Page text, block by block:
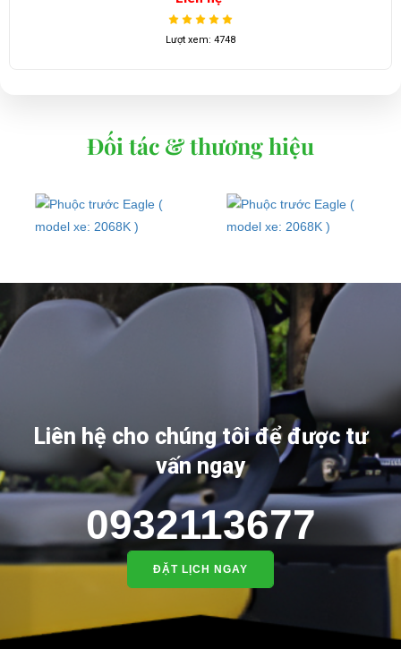
Đối tác & thương hiệu
Liên hệ cho chúng tôi để được tư
vấn ngay
0932113677
ĐẶT LỊCH NGAY